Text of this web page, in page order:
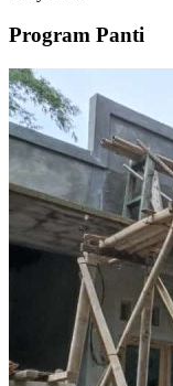
Program Panti